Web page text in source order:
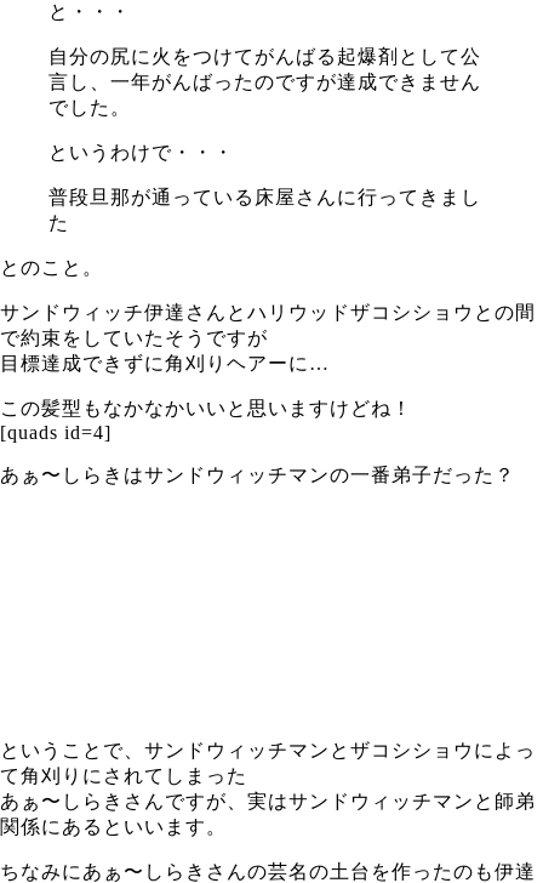
と・・・
自分の尻に火をつけてがんばる起爆剤として公
言し、一年がんばったのですが達成できません
でした。
というわけで・・・
普段旦那が通っている床屋さんに行ってきまし
た
とのこと。
サンドウィッチ伊達さんとハリウッドザコシショウとの間
で約束をしていたそうですが
目標達成できずに角刈りヘアーに…
この髪型もなかなかいいと思いますけどね！
[quads id=4]
あぁ〜しらきはサンドウィッチマンの一番弟子だった？
ということで、サンドウィッチマンとザコシショウによっ
て角刈りにされてしまった
あぁ〜しらきさんですが、実はサンドウィッチマンと師弟
関係にあるといいます。
ちなみにあぁ〜しらきさんの芸名の土台を作ったのも伊達